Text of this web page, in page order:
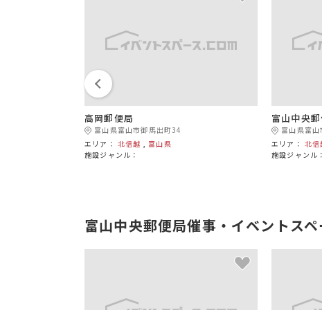
高岡郵便局
富山県富山市御馬出町34
エリア： 北信越
富山県
施設ジャンル：
富山中央
富山県富
エリア： 北信
施設ジャンル：
富山中央郵便局催事・イベントスペ